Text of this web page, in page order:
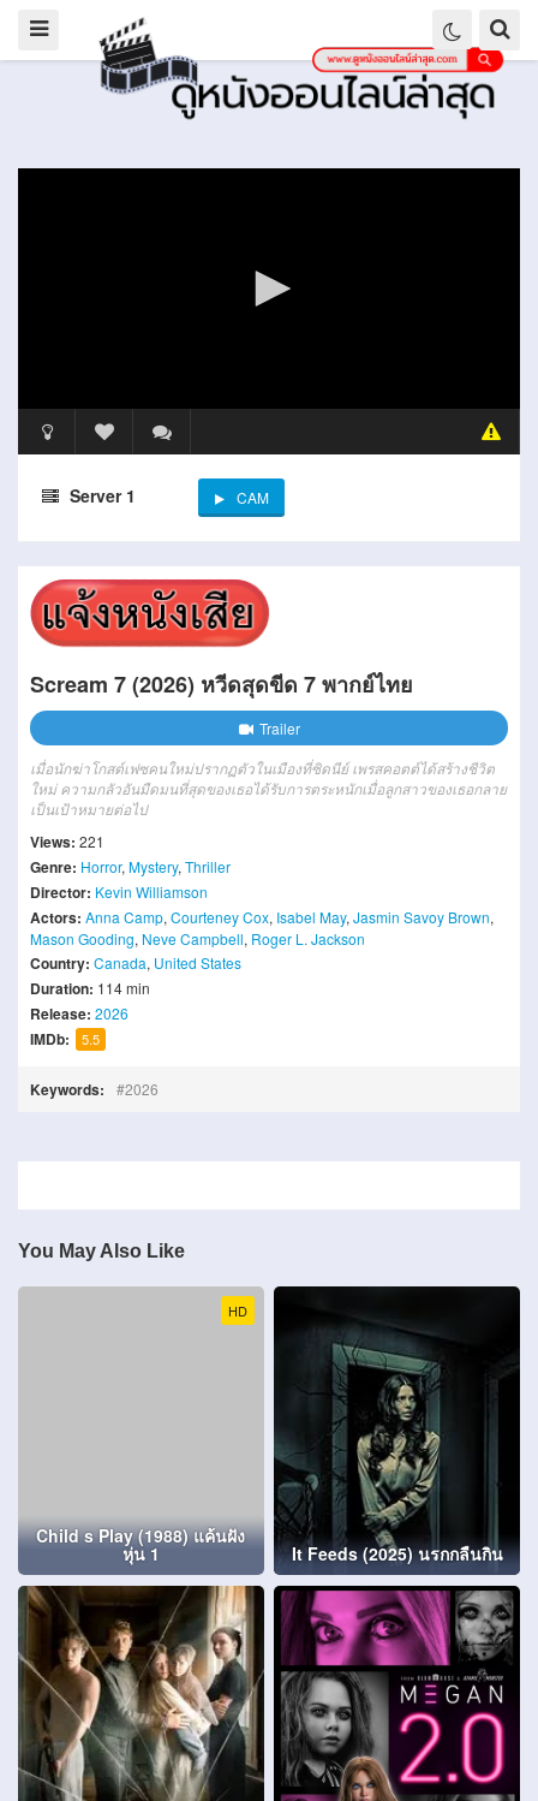
Server 1 CAM
Scream 7 (2026) หวีดสุดขีด 7 พากย์ไทย
Trailer
เมื่อนักฆ่าโกสต์เฟซคนใหม่ปรากฏตัวในเมืองที่ซิดนีย์ เพรสคอตต์ได้สร้างชีวิต
ใหม่ ความกลัวอันมืดมนที่สุดของเธอได้รับการตระหนักเมื่อลูกสาวของเธอกลาย
เป็นเป้าหมายต่อไป
Views: 221
Genre: Horror, Mystery, Thriller
Director: Kevin Williamson
Actors: Anna Camp, Courteney Cox, Isabel May, Jasmin Savoy Brown,
Mason Gooding, Neve Campbell, Roger L. Jackson
Country: Canada, United States
Duration: 114 min
Release: 2026
IMDb: 5.5
Keywords: 2026
You May Also Like
HD
Child s Play (1988) แค้นฝัง
หุ่น 1 It Feeds (2025) นรกกลืนกิน